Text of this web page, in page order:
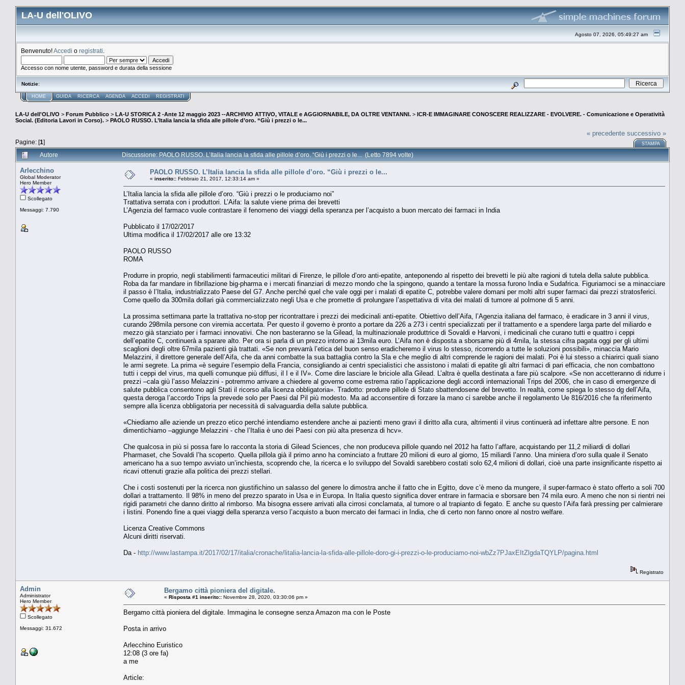
LA-U dell'OLIVO
Agosto 07, 2026, 05:49:27 am
Benvenuto!Accedi o registrati
Accesso con nome utente, password e durata della sessione
Notizie:
HOME GUIDA RICERCA AGENDA ACCEDI REGISTRATI
LA-U dell'OLIVO > Forum Pubblico > LA-U STORICA 2 -Ante 12 maggio 2023 --ARCHIVIO ATTIVO, VITALE e AGGIORNABILE, DA OLTRE VENTANNI. > ICR-E IMMAGINARE CONOSCERE REALIZZARE - EVOLVERE. - Comunicazione e Operatività
Social. (Editoria Lavori in Corso). > PAOLO RUSSO. L’Italia lancia la sfida alle pillole d’oro. “Giù i prezzi o le...
Pagine: [1]
« precedente successivo »
STAMPA
Autore Discussione: PAOLO RUSSO. L’Italia lancia la sfida alle pillole d’oro. “Giù i prezzi o le... (Letto 7894 volte)
Arlecchino
Global Moderator
Hero Member
Scollegato
Messaggi: 7.790
PAOLO RUSSO. L’Italia lancia la sfida alle pillole d’oro. “Giù i prezzi o le...
« inserito:: Febbraio 21, 2017, 12:33:14 am »
L’Italia lancia la sfida alle pillole d’oro. “Giù i prezzi o le produciamo noi”
Trattativa serrata con i produttori. L’Aifa: la salute viene prima dei brevetti
L’Agenzia del farmaco vuole contrastare il fenomeno dei viaggi della speranza per l’acquisto a buon mercato dei farmaci in India
Pubblicato il 17/02/2017
Ultima modifica il 17/02/2017 alle ore 13:32
PAOLO RUSSO
ROMA
Produrre in proprio, negli stabilimenti farmaceutici militari di Firenze, le pillole d’oro anti-epatite, anteponendo al rispetto dei brevetti le più alte ragioni di tutela della salute pubblica.
Roba da far mandare in fibrillazione big-pharma e i mercati finanziari di mezzo mondo che la spingono, quando a tentare la mossa furono India e Sudafrica. Figuriamoci se a minacciare
il passo è l’Italia, industrializzato Paese del G7. Anche perché quel che vale oggi per i malati di epatite C, potrebbe valere domani per molti altri super farmaci dai prezzi stratosferici.
Come quello da 300mila dollari già commercializzato negli Usa e che promette di prolungare l’aspettativa di vita dei malati di tumore al polmone di 5 anni.
La prossima settimana parte la trattativa no-stop per ricontrattare i prezzi dei medicinali anti-epatite. Obiettivo dell’Aifa, l’Agenzia italiana del farmaco, è eradicare in 3 anni il virus,
curando 298mila persone con viremia accertata. Per questo il governo è pronto a portare da 226 a 273 i centri specializzati per il trattamento e a spendere larga parte del miliardo e
mezzo già stanziato per i farmaci innovativi. Che non basteranno se la Gilead, la multinazionale produttrice di Sovaldi e Harvoni, i medicinali che curano tutti e quattro i ceppi
dell’epatite C, continuerà a sparare alto. Per ora si parla di un prezzo intorno ai 13mila euro. L’Aifa non è disposta a sborsarne più di 4mila, la stessa cifra pagata oggi per gli ultimi
scaglioni degli oltre 67mila pazienti già trattati. «Se non prevarrà l’etica del buon senso eradicheremo il virus lo stesso, ricorrendo a tutte le soluzioni possibili», minaccia Mario
Melazzini, il direttore generale dell’Aifa, che da anni combatte la sua battaglia contro la Sla e che meglio di altri comprende le ragioni dei malati. Poi è lui stesso a chiarirci quali siano
le armi segrete. La prima «è seguire l’esempio della Francia, consigliando ai centri specialistici che assistono i malati di epatite gli altri farmaci di pari efficacia, che non combattono
tutti i ceppi del virus, ma quelli comunque più diffusi, il I e il IV». Come dire lasciare le briciole alla Gilead. L’altra è quella destinata a fare più scalpore. «Se non accetteranno di ridurre i
prezzi –cala giù l’asso Melazzini - potremmo arrivare a chiedere al governo come estrema ratio l’applicazione degli accordi internazionali Trips del 2006, che in caso di emergenze di
salute pubblica consentono agli Stati il ricorso alla licenza obbligatoria». Tradotto: produrre pillole di Stato sbattendosene del brevetto. In realtà, come spiega lo stesso dg dell’Aifa,
questa deroga l’accordo Trips la prevede solo per Paesi dal Pil più modesto. Ma ad acconsentire di forzare la mano ci sarebbe anche il regolamento Ue 816/2016 che fa riferimento
sempre alla licenza obbligatoria per necessità di salvaguardia della salute pubblica.
«Chiediamo alle aziende un prezzo etico perché intendiamo estendere anche ai pazienti meno gravi il diritto alla cura, altrimenti il virus continuerà ad infettare altre persone. E non
dimentichiamo –aggiunge Melazzini - che l’Italia è uno dei Paesi con più alta presenza di hcv».
Che qualcosa in più si possa fare lo racconta la storia di Gilead Sciences, che non produceva pillole quando nel 2012 ha fatto l’affare, acquistando per 11,2 miliardi di dollari
Pharmaset, che Sovaldi l’ha scoperto. Quella pillola già il primo anno ha cominciato a fruttare 20 milioni di euro al giorno, 15 miliardi l’anno. Una miniera d’oro sulla quale il Senato
americano ha a suo tempo avviato un’inchiesta, scoprendo che, la ricerca e lo sviluppo del Sovaldi sarebbero costati solo 62,4 milioni di dollari, cioè una parte insignificante rispetto ai
ricavi ottenuti grazie alla politica dei prezzi stellari.
Che i costi sostenuti per la ricerca non giustifichino un salasso del genere lo dimostra anche il fatto che in Egitto, dove c’è meno da mungere, il super-farmaco è stato offerto a soli 700
dollari a trattamento. Il 98% in meno del prezzo sparato in Usa e in Europa. In Italia questo significa dover entrare in farmacia e sborsare ben 74 mila euro. A meno che non si rientri nei
rigidi parametri che danno diritto al rimborso. Ma bisogna essere arrivati alla cirrosi conclamata, al tumore o al trapianto di fegato. E anche su questo l’Aifa farà pressing per calmierare
i listini. Ponendo fine a quei viaggi della speranza verso l’acquisto a buon mercato dei farmaci in India, che di certo non fanno onore al nostro welfare.
Licenza Creative Commons
Alcuni diritti riservati.
Da - http://www.lastampa.it/2017/02/17/italia/cronache/litalia-lancia-la-sfida-alle-pillole-doro-gi-i-prezzi-o-le-produciamo-noi-wbZz7PJaxEItZlgdaTQYLP/pagina.html
Registrato
Admin
Administrator
Hero Member
Scollegato
Messaggi: 31.672
Bergamo città pioniera del digitale.
« Risposta #1 inserito:: Novembre 28, 2020, 03:30:06 pm »
Bergamo città pioniera del digitale. Immagina le consegne senza Amazon ma con le Poste
Posta in arrivo
Arlecchino Euristico
12:08 (3 ore fa)
a me
Article: